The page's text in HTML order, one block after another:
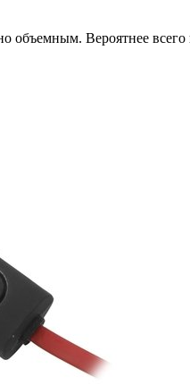
объемным. Вероятнее всего